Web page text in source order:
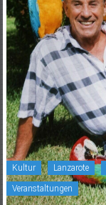
Kultur Lanzarote
Veranstaltungen